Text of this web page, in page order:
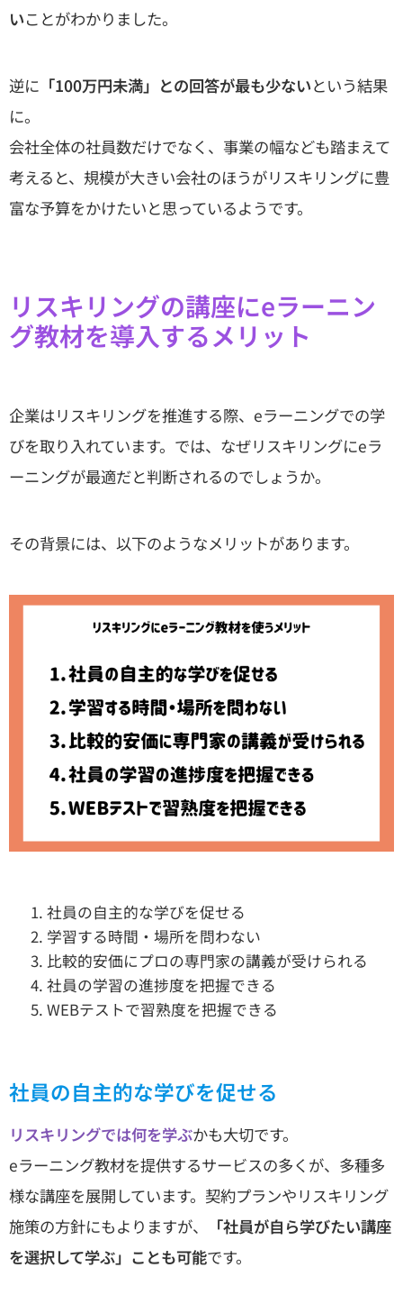
いことがわかりました。
逆に 「100万円未満」との回答が最も少ないという結果
に。
会社全体の社員数だけでなく、事業の幅なども踏まえて
考えると、規模が大きい会社のほうがリスキリングに豊
富な予算をかけたいと思っているようです。
リスキリングの講座にeラーニン
グ教材を導入するメリット
企業はリスキリングを推進する際、eラーニングでの学
びを取り入れています。では、なぜリスキリングにeラ
ーニングが最適だと判断されるのでしょうか。
その背景には、以下のようなメリットがあります。
社員の自主的な学びを促せる
学習する時間・場所を問わない
比較的安価にプロの専門家の講義が受けられる
社員の学習の進捗度を把握できる
WEBテストで習熟度を把握できる
社員の自主的な学びを促せる
リスキリングでは何を学ぶかも大切です。
eラーニング教材を提供するサービスの多くが、多種多
様な講座を展開しています。契約プランやリスキリング
施策の方針にもよりますが、
「社員が自ら学びたい講座
を選択して学ぶ」ことも可能です。